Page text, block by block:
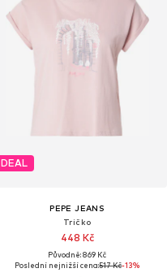
DEAL
PEPE JEANS
Tričko
448 Kč
Původně: 869 Kč
Poslední nejnižší cena:517 Kč-13%